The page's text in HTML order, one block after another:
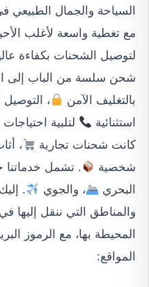
السياحة والجمال الطبيعي
مع تغطية واسعة لأغلب
لتوصيل الشحنات بكفاءة
شحن سلسة من الباب إلى
بالتغليف الآمن
، التوصيل
استثنائية
لتلبية
كانت شحنات تجارية
،
شخصية
. تشمل خدماتنا
البحري
، والجوي
.
والمناطق التي ننقل إليها
المحيطة بها، مع الرموز
المواقع: